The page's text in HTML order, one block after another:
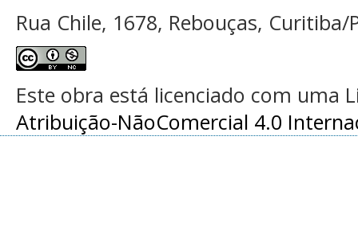
Rua Chile, 1678, Rebouças, Curitiba/
Este obra está licenciado com uma
Atribuição-NãoComercial 4.0